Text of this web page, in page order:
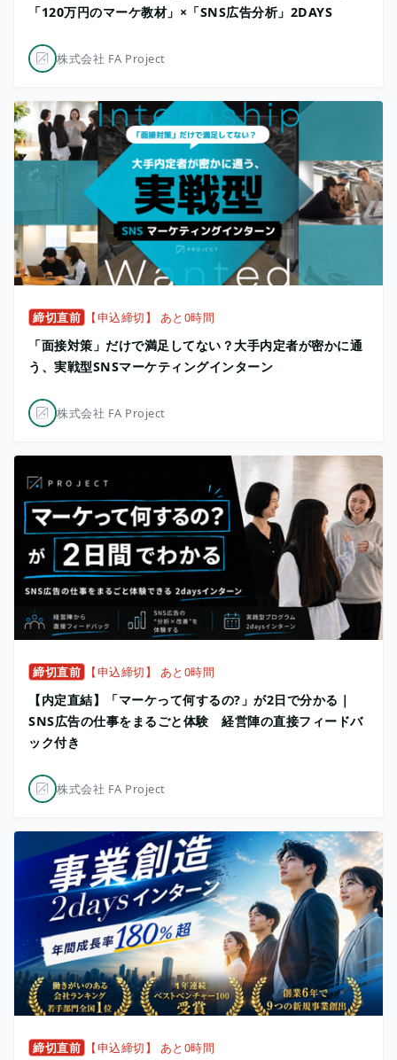
「120万円のマーケ教材」×「SNS広告分析」2DAYS
株式会社 FA Project
締切直前 【申込締切】 あと0時間
「面接対策」だけで満足してない？大手内定者が密かに通
う、実戦型SNSマーケティングインターン
株式会社 FA Project
締切直前 【申込締切】 あと0時間
【内定直結】「マーケって何するの?」が2日で分かる｜
SNS広告の仕事をまるごと体験 経営陣の直接フィードバ
ック付き
株式会社 FA Project
締切直前 【申込締切】 あと0時間